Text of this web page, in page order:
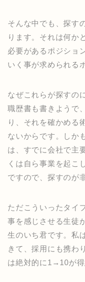
そんな中でも、探す
ります。それは何か
必要があるポジショ
いく事が求められる
なぜこれらが探すの
職歴書も書きようで
り、それを確かめる
ないからです。しか
は、すでに会社で主
くは自ら事業を起こ
ですので、探すのが
ただこういったタイ
事を感じさせる生徒
生のいち君です。私
きて、採用にも携わ
は絶対的に1→10が得